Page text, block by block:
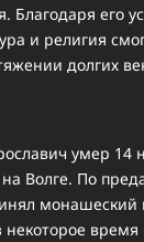
Благодаря его
и религия
долгих
умер 14
Волге. По
монашеский
время